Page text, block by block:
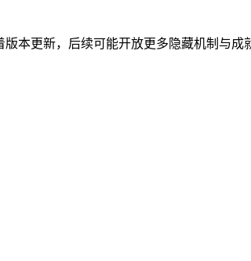
本更新，后续可能开放更多隐藏机制与成